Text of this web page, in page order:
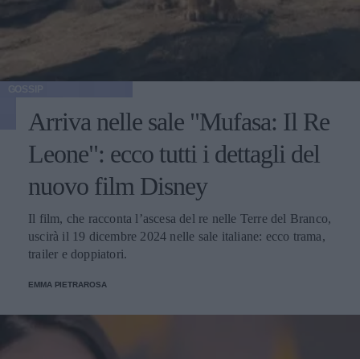
Arriva nelle sale "Mufasa: Il Re
Leone": ecco tutti i dettagli del
nuovo film Disney
Il film, che racconta l’ascesa del re nelle Terre del Branco,
uscirà il 19 dicembre 2024 nelle sale italiane: ecco trama,
trailer e doppiatori.
EMMA PIETRAROSA